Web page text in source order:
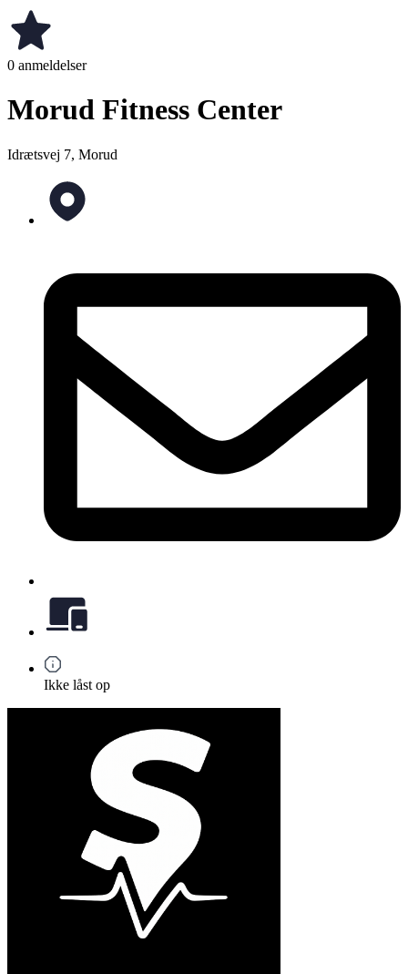
0 anmeldelser
Morud Fitness Center
Idrætsvej 7, Morud
Ikke låst op